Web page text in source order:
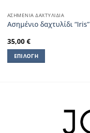
ΑΣΗΜΈΝΙΑ ΔΑΧΤΥΛΊΔΙΑ
Ασημένιο δαχτυλίδι “Iris”
35,00 €
ΕΠΙΛΟΓΉ